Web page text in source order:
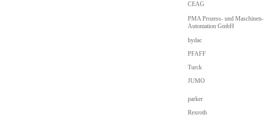
CEAG
PMA Prozess- und Maschinen-
Automation GmbH
hydac
PFAFF
Turck
JUMO
parker
Rexroth